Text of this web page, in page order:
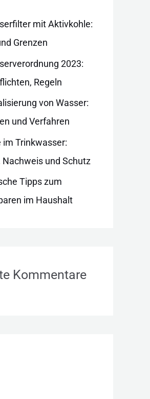
mit Aktivkohle:
Grenzen
2023:
Regeln
von Wasser:
und Verfahren
im Trinkwasser:
Nachweis und Schutz
Tipps zum
im Haushalt
Kommentare